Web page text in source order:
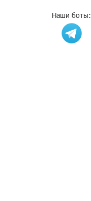
Наши боты: